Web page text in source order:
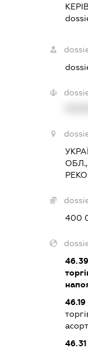
400
46.39
46.19
46.31